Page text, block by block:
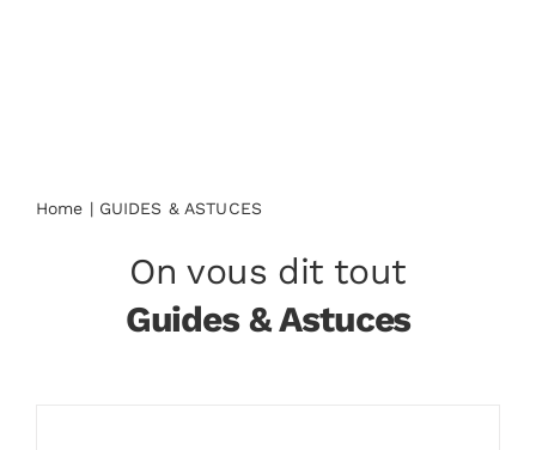
Home GUIDES & ASTUCES
On vous dit tout
Guides & Astuces